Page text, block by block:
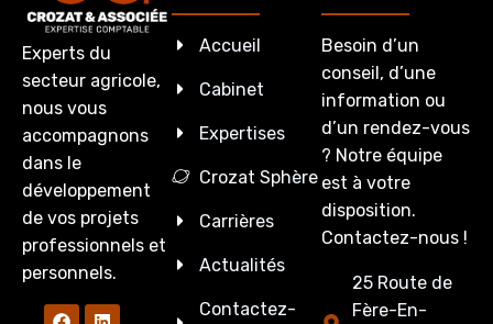
Experts du
secteur agricole,
nous vous
accompagnons
dans le
développement
de vos projets
professionnels et
personnels.
Accueil
Cabinet
Expertises
Crozat Sphère
Carrières
Actualités
Contactez-
Besoin d’un
conseil, d’une
information ou
d’un rendez-vous
? Notre équipe
est à votre
disposition.
Contactez-nous !
25 Route de
Fère-En-